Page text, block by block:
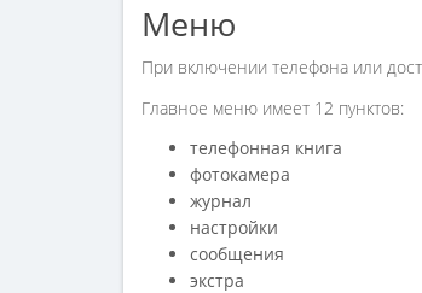
Меню
При включении телефона или
Главное меню имеет 12 пунктов:
телефонная книга
фотокамера
журнал
настройки
сообщения
экстра